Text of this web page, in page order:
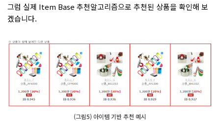
그럼 실제 Item Base 추천알고리즘으로 추천된 상품을 확인해 보
겠습니다.
(그림5) 아이템 기반 추천 예시